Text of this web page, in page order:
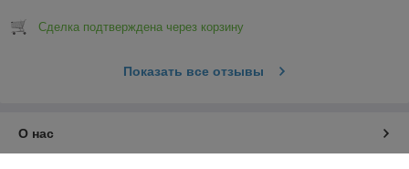
Сделка подтверждена через корзину
Показать все отзывы
О нас